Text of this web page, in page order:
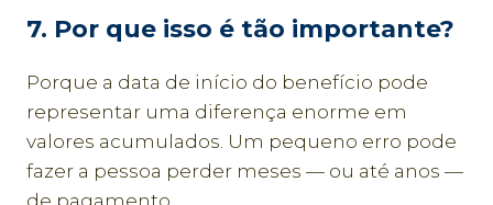
7. Por que isso é tão importante?
Porque a data de início do benefício pode
representar uma diferença enorme em
valores acumulados. Um pequeno erro pode
fazer a pessoa perder meses — ou até anos —